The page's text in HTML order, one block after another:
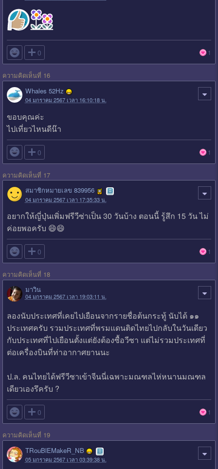
 0 1
ความคิดเห็นที่ 16
Whales 52Hz
04 มกราคม 2567 เวลา 16:10:18 น.
ขอบคุณค่ะ
ไปเที่ยวไหนดีน๊า
 0 1
ความคิดเห็นที่ 17
สมาชิกหมายเลข 839956
04 มกราคม 2567 เวลา 17:35:33 น.
อยากให้ญี่ปุ่นเพิ่มฟรีวีซ่าเป็น 30 วันบ้าง ตอนนี้ รู้สึก 15 วัน ไม่
ค่อยพอครับ 😄😄
 0 1
ความคิดเห็นที่ 18
มาวิน
04 มกราคม 2567 เวลา 19:03:11 น.
ลองนับประเทศที่เคยไปเยือนจากรายชื่อต้นกระทู้ นับได้ ๑๑
ประเทศครับ รวมประเทศที่พรมแดนติดไทยไปกลับในวันเดียว
กับประเทศที่ไปเยือนตั้งแต่ยังต้องซื้อวีซา แต่ไม่รวมประเทศที่
ต่อเครื่องบินที่ท่าอากาศยานนะ
ป.ล. คนไทยได้ฟรีวีซาเข้าจีนนี่เฉพาะมณฑลไห่หนานมณฑล
เดียวเองรึครับ ?
 0 1
ความคิดเห็นที่ 19
TRouBlEMakeR_NB
05 มกราคม 2567 เวลา 03:39:38 น.